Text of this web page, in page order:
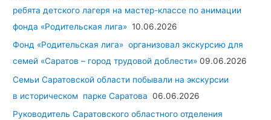
ребята детского лагеря на мастер-классе по анимации
фонда «Родительская лига» 10.06.2026
Фонд «Родительская лига» организовал экскурсию для
семей «Саратов – город трудовой доблести» 09.06.2026
Семьи Саратовской области побывали на экскурсии
в историческом парке Саратова 06.06.2026
Руководитель Саратовского областного отделения